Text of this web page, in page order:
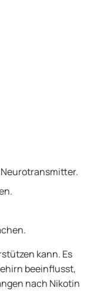
kann. Es
beeinflusst,
nach Nikotin